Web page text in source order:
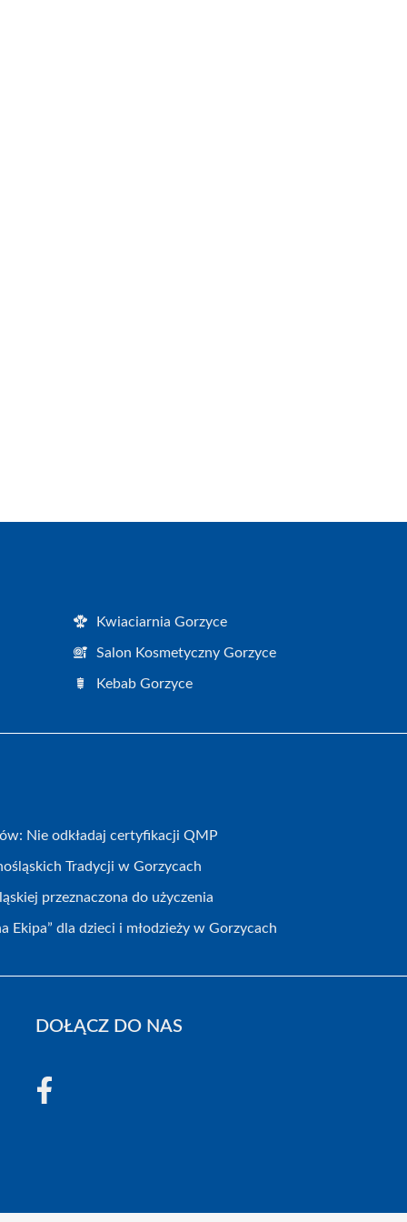
Kwiaciarnia Gorzyce
Salon Kosmetyczny Gorzyce
Kebab Gorzyce
Nie odkładaj certyfikacji QMP
Tradycji w Gorzycach
przeznaczona do użyczenia
Ekipa” dla dzieci i młodzieży w Gorzycach
DOŁĄCZ DO NAS